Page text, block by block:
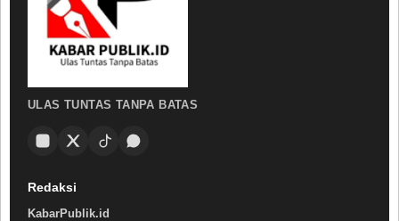
ULAS TUNTAS TANPA BATAS
Redaksi
KabarPublik.id